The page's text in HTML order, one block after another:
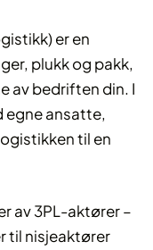
er en
plukk og pakk,
av bedriften din. I
egne ansatte,
til en
av 3PL-aktører –
til nisjeaktører